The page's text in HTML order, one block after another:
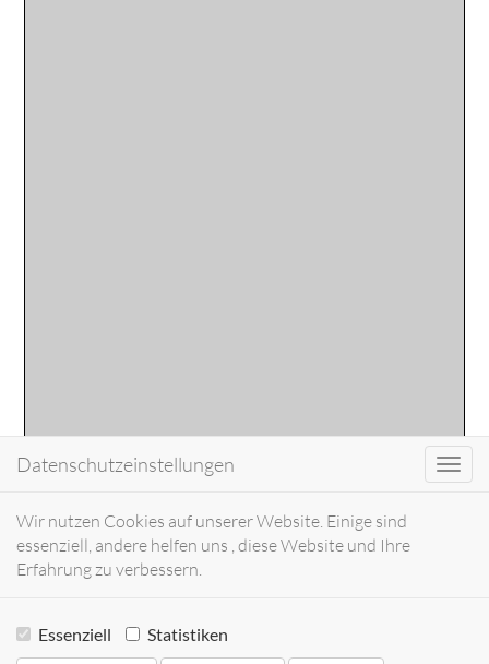
Datenschutzeinstellungen
Wir nutzen Cookies auf unserer Website. Einige sind
essenziell, andere helfen uns , diese Website und Ihre
Erfahrung zu verbessern.
Essenziell Statistiken